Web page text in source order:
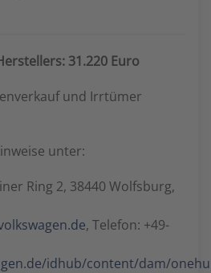
31.220 Euro
und Irrtümer
unter:
Ring 2, 38440 Wolfsburg,
, Telefon: +49-
idhub/content/dam/